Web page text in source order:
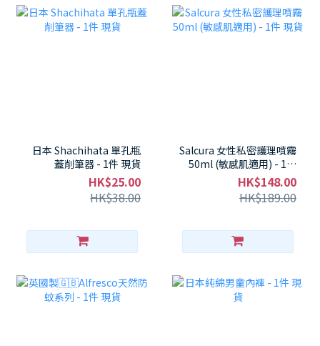
日本 Shachihata 單孔瓶
蓋削筆器 - 1件 現貨
HK$25.00
HK$38.00
Salcura 女性私密護理噴霧
50ml (敏感肌適用) - 1件
現貨
HK$148.00
HK$189.00